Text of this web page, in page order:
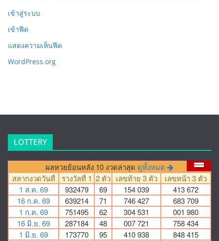
เข้าสู่ระบบ
เข้าฟีด
แสดงความเห็นฟีด
WordPress.org
LOTTERY